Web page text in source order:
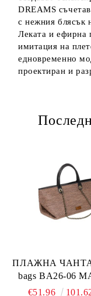
DREAMS
с нежния блясък
Леката и ефирна
имитация на
едновременно
проектиран и
ПЛАЖНА ЧАНТА
bags BA26-06 MARC &
ANDRE
€51.96